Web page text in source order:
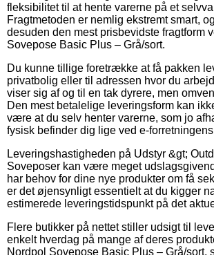
fleksibilitet til at hente varerne på et
Fragtmetoden er nemlig ekstremt smart,
desuden den mest prisbevidste fragtform
Sovepose Basic Plus – Grå/sort.
Du kunne tillige foretrække at få pakken
privatbolig eller til adressen hvor du
viser sig af og til en tak dyrere, men
Den mest betalelige leveringsform kan
være at du selv henter varerne, som jo
fysisk befinder dig lige ved e-
Leveringshastigheden på Udstyr &gt;
Soveposer kan være meget
har behov for dine nye produkter om få
er det øjensynligt essentielt at du kigger
estimerede leveringstidspunkt på det
Flere butikker på nettet stiller udsigt til
enkelt hverdag på mange af deres
Nordpol Sovepose Basic Plus – Grå/sort,